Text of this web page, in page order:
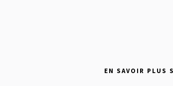
EN SAVOIR PLUS